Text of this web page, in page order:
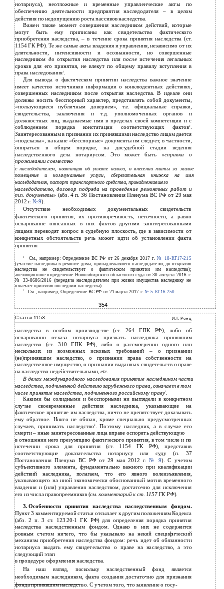
нотариуса), неотложные и временные управленческие акты по
обеспечению деятельности предприятия наследодателя – в целом
действия по недопущению роста пассивов наследства.
Важен также момент совершения наследником действий, которые
могут быть ему приписаны как свидетельство фактического
приобретения наследства, – в течение срока принятия наследства (ст.
1154 ГК РФ). Те же самые акты владения и управления, независимо от их
длительности, интенсивности и осознанности, но совершенные
наследником дооткрытия наследства илипослеистечения легальных
сроков для его принятия, не влекут по общему правилу вступления в
права наследования1.
Для вывода о фактическом принятии наследства важное значение
имеет качество источников информации о конклюдентных действиях,
совершенных наследником после открытия наследства. В идеале они
должны носить бесспорный характер, представлять собой документы,
«пользующиеся публичным доверием», т.е. официальные справки,
свидетельства, заключения и т.д. уполномоченных органов и
должностных лиц, выдаваемые ими в пределах своей компетенции и с
соблюдением порядка констатации соответствующих фактов2.
Заинтересованным в признании их принявшими наследство лицам дается
«подсказка», на какие «бесспорные» документы им следует, в частности,
опираться в общем порядке, на досудебной стадии ведения
наследственного дела нотариусом. Это может быть «справка о
проживании совместно
с наследодателем, квитанция об уплате налога, о внесении платы за жилое
помещение и коммунальные услуги, сберегательная книжка на имя
наследодателя, паспорт транспортного средства, принадлежавшего
наследодателю, договор подряда на проведение ремонтных работ и
т.п. документы» (абз. 4 п. 36 Постановления Пленума ВС РФ от 29 мая
2012 г. № 9).
Отсутствие необходимых документальных свидетельств
фактического принятия, их противоречивость, неточности, а равно
оспаривание описанных в них фактов другими заинтересованными
лицами переводят вопрос в судебную плоскость, где в зависимости от
конкретных обстоятельств речь может идти об установлении факта
принятия
1 См., например: Определение ВС РФ от 26 декабря 2017 г.№ 18-КГ17-215
(участие наследника в ремонте дома, принадлежавшего наследодателю, до открытия
наследства не свидетельствует о фактическом принятии им наследства);
апелляционное определение Новосибирского областного суда от 30 августа 2016 г.
№ 33-8686/2016 (передача наследодателем при жизни имущества наследнику не
означает принятия последним наследства).
2См., например, Определение ВС РФ от 21 марта 2017 г.№ 5-КГ16-250.
354
Статья 1153 И.Г. Ренц
наследства в особом производстве (ст. 264 ГПК РФ), либо об
оспаривании отказа нотариуса признать наследника принявшим
наследство (ст. 310 ГПК РФ), либо о рассмотрении одного или
нескольких из возможных исковых требований – о признании
(не)принявшим наследство, о признании права собственности на
наследственное имущество, о признании выданных свидетельств о праве
на наследство недействительными, etc.
В делах международного наследования принятие наследником части
наследства, подчиненной действию зарубежного права, означает в том
числе принятие наследства, подчиненного российскому праву1
Какими бы солидными и бесспорными ни выглядели в конкретном
случае своевременные действия наследника, указывающие на
фактическое принятие им наследства, ничто не препятствует доказывать
ему обратное. Никто не обязан, кроме специально предусмотренных
случаев, принимать наследство2. Поэтому наследник, а в случае его
смерти – иные заинтересованные лица вправе оспорить действующую
в отношении него презумпцию фактического принятия, в том числе и по
истечении срока для принятия (ст. 1154 ГК РФ), представив
соответствующие доказательства нотариусу или суду (п. 37
Постановления Пленума ВС РФ от 29 мая 2012 г. № 9). С учетом
субъективного элемента, фундаментально важного при квалификации
действий наследника, полагаем, что его явного волеизъявления,
указывающего на иной экономически обоснованный мотив временного
владения и (или) управления наследством, достаточно для исключения
его из числа правопреемников (см. комментарий к ст. 1157ГК РФ).
3.Особенности принятия наследства наследственным фондом.
Пункт 3 комментируемой статьи отсылает к другим положениям Кодекса
(абз. 2 п. 3 ст. 123.20-1
ГК РФ) для определения порядка принятия
наследства наследственным фондом. Однако в них не содержится
ровным счетом ничего, что бы указывало на некий специфический
механизм приобретения наследства фондом: речь идет об обязанности
нотариуса выдать ему свидетельство о праве на наследство, а это
следующий этап
в процедуре оформления наследства.
На наш взгляд, поскольку наследственный фонд является
необходимым наследником, факта создания достаточно для признания
фонда принявшим наследство. С учетом того, что заявление о госу-